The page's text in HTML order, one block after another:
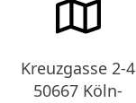
Kreuzgasse 2-4
50667 Köln-